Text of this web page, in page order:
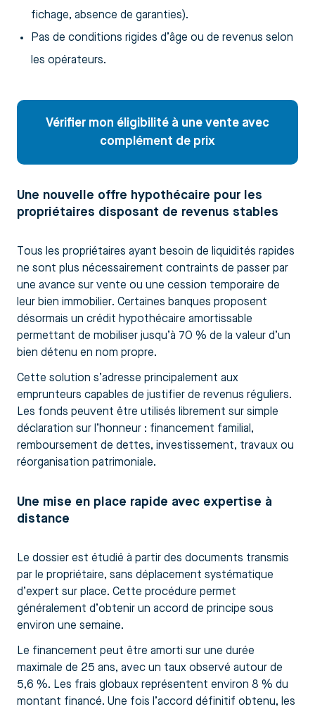
fichage, absence de garanties).
Pas de conditions rigides d’âge ou de revenus selon
les opérateurs.
Vérifier mon éligibilité à une vente avec
complément de prix
Une nouvelle offre hypothécaire pour les
propriétaires disposant de revenus stables
Tous les propriétaires ayant besoin de liquidités rapides
ne sont plus nécessairement contraints de passer par
une avance sur vente ou une cession temporaire de
leur bien immobilier. Certaines banques proposent
désormais un crédit hypothécaire amortissable
permettant de mobiliser jusqu’à 70 % de la valeur d’un
bien détenu en nom propre.
Cette solution s’adresse principalement aux
emprunteurs capables de justifier de revenus réguliers.
Les fonds peuvent être utilisés librement sur simple
déclaration sur l’honneur : financement familial,
remboursement de dettes, investissement, travaux ou
réorganisation patrimoniale.
Une mise en place rapide avec expertise à
distance
Le dossier est étudié à partir des documents transmis
par le propriétaire, sans déplacement systématique
d’expert sur place. Cette procédure permet
généralement d’obtenir un accord de principe sous
environ une semaine.
Le financement peut être amorti sur une durée
maximale de 25 ans, avec un taux observé autour de
5,6 %. Les frais globaux représentent environ 8 % du
montant financé. Une fois l’accord définitif obtenu, les